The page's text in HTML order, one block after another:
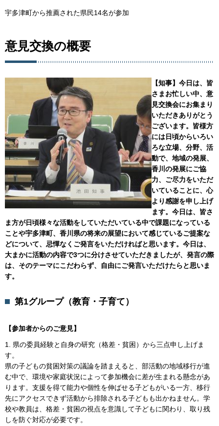
宇多津町から推薦された県民14名が参加
意見交換の概要
【知事】今日は、皆
さまお忙しい中、意
見交換会にお集まり
いただきありがとう
ございます。皆様方
には日頃からいろい
ろな立場、分野、活
動で、地域の発展、
香川の発展にご協
力、ご尽力をいただ
いていることに、心
より感謝を申し上げ
ます。今日は、皆さ
ま方が日頃様々な活動をしていただいている中で課題になっている
ことや宇多津町、香川県の将来の展望において感じているご提案な
どについて、忌憚なくご発言をいただければと思います。今日は、
大まかに活動の内容で3つに分けさせていただきましたが、発言の際
は、そのテーマにこだわらず、自由にご発言いただけたらと思いま
す。
第1グループ（教育・子育て）
【参加者からのご意見】
1. 県の委員経験と自身の研究（格差・貧困）から三点申し上げま
す。
県の子どもの貧困対策の議論を踏まえると、部活動の地域移行が進
む中で、環境や家庭状況によって参加機会に差が生まれる懸念があ
ります。支援を得て能力や個性を伸ばせる子どもがいる一方、移行
先にアクセスできず活動から排除される子どもも出かねません。学
校や教員は、格差・貧困の視点を意識して子どもに関わり、取り残
しを防ぐ対応が必要です。